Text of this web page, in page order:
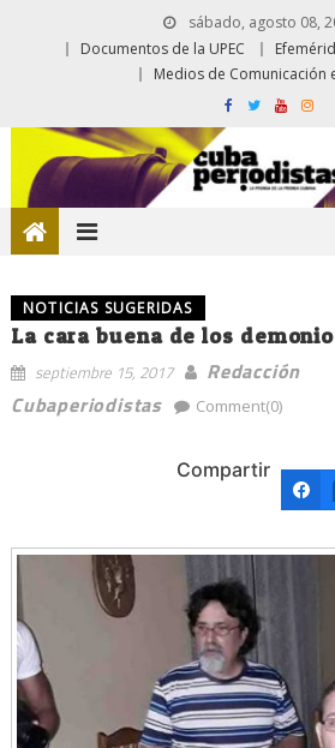
sábado, agosto 08,
Documentos de la UPEC
Medios de Comunicación
NOTICIAS SUGERIDAS
La cara buena de los
septiembre 15, 2017
Redacción
Cubaperiodistas
Comment(0)
Compartir